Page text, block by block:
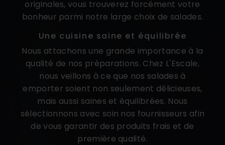
originales, vous trouverez forcément votre
bonheur parmi notre large choix de salades.
Une cuisine saine et équilibrée
Nous attachons une grande importance à la
qualité de nos préparations. Chez L'Escale,
nous veillons à ce que nos salades à
emporter soient non seulement délicieuses,
mais aussi saines et équilibrées. Nous
sélectionnons avec soin nos fournisseurs afin
de vous garantir des produits frais et de
première qualité.